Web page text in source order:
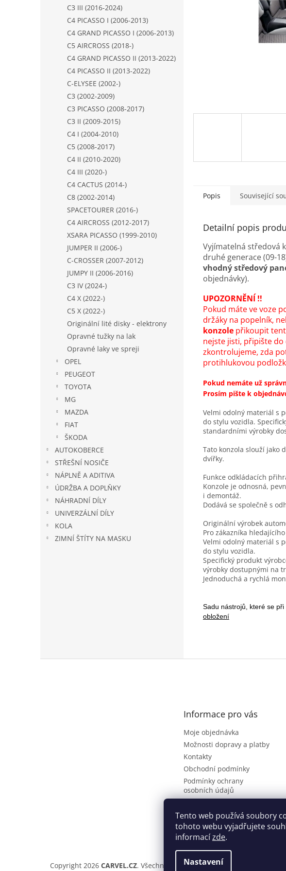
Tento web používá soubory
tohoto webu vyjadřujete
informacízde.
Nastavení
C3 III (2016-2024)
C4 PICASSO I (2006-2013)
C4 GRAND PICASSO I (2006-2013)
C5 AIRCROSS (2018-)
C4 GRAND PICASSO II (2013-2022)
C4 PICASSO II (2013-2022)
C-ELYSEE (2002-)
C3 (2002-2009)
C3 PICASSO (2008-2017)
C3 II (2009-2015)
C4 I (2004-2010)
C5 (2008-2017)
C4 II (2010-2020)
C4 III (2020-)
C4 CACTUS (2014-)
C8 (2002-2014)
SPACETOURER (2016-)
C4 AIRCROSS (2012-2017)
XSARA PICASSO (1999-2010)
JUMPER II (2006-)
C-CROSSER (2007-2012)
JUMPY II (2006-2016)
C3 IV (2024-)
C4 X (2022-)
C5 X (2022-)
Originální lité disky - elektrony
Opravné tužky na lak
Opravné laky ve spreji
OPEL
PEUGEOT
TOYOTA
MG
MAZDA
FIAT
ŠKODA
AUTOKOBERCE
STŘEŠNÍ NOSIČE
NÁPLNĚ A ADITIVA
ÚDRŽBA A DOPLŇKY
NÁHRADNÍ DÍLY
UNIVERZÁLNÍ DÍLY
KOLA
ZIMNÍ ŠTÍTY NA MASKU
Popis Související
Detailní popis
Vyjímatelná středová
druhé generace (09-
vhodný středový
objednávky).
UPOZORNĚNÍ !!
Pokud máte ve voze
držáky na popelník,
konzole přikoupit
nejste jisti, připište do
zkontrolujeme, zda
protihlukovou
Pokud nemáte už
Prosím pište k
Velmi odolný materiál s
do stylu vozidla.
standardními výrobky
Tato konzola slouží jako
dvířky.
Funkce odkládacích
Konzole je odnosná,
i demontáž.
Dodává se společně s
Originální výrobek
Pro zákazníka
Velmi odolný materiál s
do stylu vozidla.
Specifický produkt
výrobky dostupnými na
Jednoduchá a rychlá
Sadu nástrojů, které se
obložení
Informace pro vás
Moje objednávka
Možnosti dopravy a platby
Kontakty
Obchodní podmínky
Podmínky ochrany
osobních údajů
Vrácení zboží
ČLÁNKY
Copyright 2026 CARVEL.CZ. Všechna práva vyhrazena.